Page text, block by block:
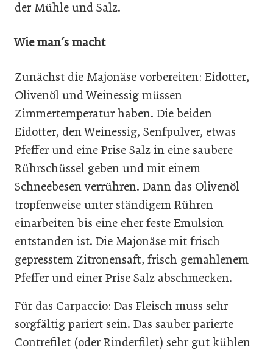
der Mühle und Salz.
Wie man´s macht
Zunächst die Majonäse vorbereiten: Eidotter,
Olivenöl und Weinessig müssen
Zimmertemperatur haben. Die beiden
Eidotter, den Weinessig, Senfpulver, etwas
Pfeffer und eine Prise Salz in eine saubere
Rührschüssel geben und mit einem
Schneebesen verrühren. Dann das Olivenöl
tropfenweise unter ständigem Rühren
einarbeiten bis eine eher feste Emulsion
entstanden ist. Die Majonäse mit frisch
gepresstem Zitronensaft, frisch gemahlenem
Pfeffer und einer Prise Salz abschmecken.
Für das Carpaccio: Das Fleisch muss sehr
sorgfältig pariert sein. Das sauber parierte
Contrefilet (oder Rinderfilet) sehr gut kühlen